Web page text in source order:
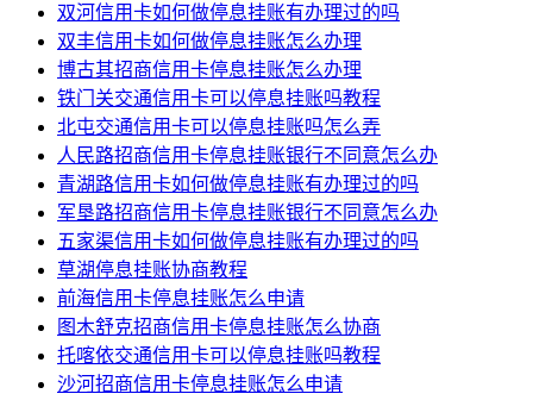
双河信用卡如何做停息挂账有办理过的吗
双丰信用卡如何做停息挂账怎么办理
博古其招商信用卡停息挂账怎么办理
铁门关交通信用卡可以停息挂账吗教程
北屯交通信用卡可以停息挂账吗怎么弄
人民路招商信用卡停息挂账银行不同意怎么办
青湖路信用卡如何做停息挂账有办理过的吗
军垦路招商信用卡停息挂账银行不同意怎么办
五家渠信用卡如何做停息挂账有办理过的吗
草湖停息挂账协商教程
前海信用卡停息挂账怎么申请
图木舒克招商信用卡停息挂账怎么协商
托喀依交通信用卡可以停息挂账吗教程
沙河招商信用卡停息挂账怎么申请